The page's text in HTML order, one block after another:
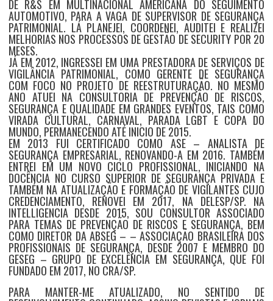
DE R&S EM MULTINACIONAL AMERICANA DO SEGUIMENTO
AUTOMOTIVO, PARA A VAGA DE SUPERVISOR DE SEGURANÇA
PATRIMONIAL. LÁ PLANEJEI, COORDENEI, AUDITEI E REALIZEI
MELHORIAS NOS PROCESSOS DE GESTÃO DE SECURITY POR 20
MESES.
JÁ EM 2012, INGRESSEI EM UMA PRESTADORA DE SERVIÇOS DE
VIGILÂNCIA PATRIMONIAL, COMO GERENTE DE SEGURANÇA
COM FOCO NO PROJETO DE REESTRUTURAÇÃO. NO MESMO
ANO ATUEI NA CONSULTORIA DE PREVENÇÃO DE RISCOS,
SEGURANÇA E QUALIDADE EM GRANDES EVENTOS, TAIS COMO
VIRADA CULTURAL, CARNAVAL, PARADA LGBT E COPA DO
MUNDO, PERMANECENDO ATÉ INICIO DE 2015.
EM 2013 FUI CERTIFICADO COMO ASE – ANALISTA DE
SEGURANÇA EMPRESARIAL, RENOVANDO-A EM 2016. TAMBÉM
ENTREI EM UM NOVO CICLO PROFISSIONAL, INICIANDO NA
DOCÊNCIA NO CURSO SUPERIOR DE SEGURANÇA PRIVADA E
TAMBÉM NA ATUALIZAÇÃO E FORMAÇÃO DE VIGILANTES CUJO
CREDENCIAMENTO, RENOVEI EM 2017, NA DELESP/SP. NA
INTELLIGENCIA DESDE 2015, SOU CONSULTOR ASSOCIADO
PARA TEMAS DE PREVENÇÃO DE RISCOS E SEGURANÇA, BEM
COMO DIRETOR DA ABSEG – – ASSOCIAÇÃO BRASILEIRA DOS
PROFISSIONAIS DE SEGURANÇA, DESDE 2007 E MEMBRO DO
GESEG – GRUPO DE EXCELÊNCIA EM SEGURANÇA, QUE FOI
FUNDADO EM 2017, NO CRA/SP.
PARA MANTER-ME ATUALIZADO, NO SENTIDO DE